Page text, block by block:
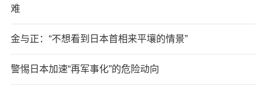
难
金与正：“不想看到日本首相来平壤的情景”
警惕日本加速“再军事化”的危险动向